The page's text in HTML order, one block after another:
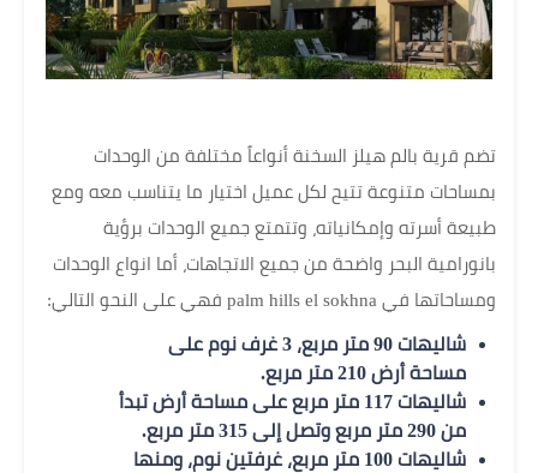
تضم قرية بالم هيلز السخنة أنواعاً مختلفة من الوحدات
بمساحات متنوعة تتيح لكل عميل اختيار ما يتناسب معه ومع
طبيعة أسرته وإمكانياته، وتتمتع جميع الوحدات برؤية
بانورامية البحر واضحة من جميع الاتجاهات، أما انواع الوحدات
ومساحاتها في palm hills el sokhna فهي على النحو التالي:
شاليهات 90 متر مربع، 3 غرف نوم على
مساحة أرض 210 متر مربع.
شاليهات 117 متر مربع على مساحة أرض تبدأ
من 290 متر مربع وتصل إلى 315 متر مربع.
شاليهات 100 متر مربع، غرفتين نوم، ومنها